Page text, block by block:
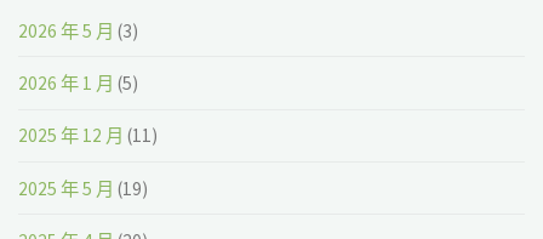
2026 年 5 月 (3)
2026 年 1 月 (5)
2025 年 12 月 (11)
2025 年 5 月 (19)